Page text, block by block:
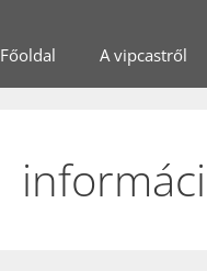
Főoldal A vipcastről